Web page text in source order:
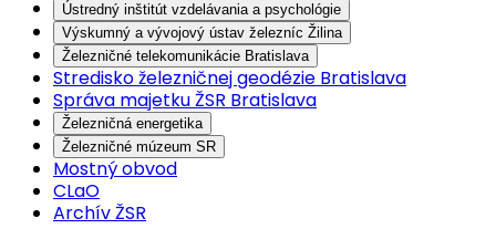
Ústredný inštitút vzdelávania a psychológie
Výskumný a vývojový ústav železníc Žilina
Železničné telekomunikácie Bratislava
Stredisko železničnej geodézie Bratislava
Správa majetku ŽSR Bratislava
Železničná energetika
Železničné múzeum SR
Mostný obvod
CLaO
Archív ŽSR